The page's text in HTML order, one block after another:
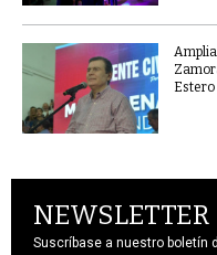
Estero
NEWSLETTER
Suscríbase a nuestro boletín